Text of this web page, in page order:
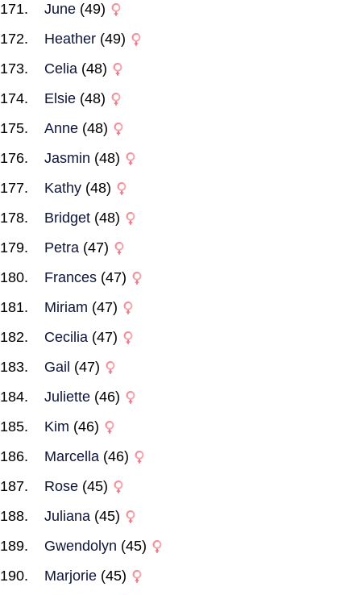
June (49)
Heather (49)
Celia (48)
Elsie (48)
Anne (48)
Jasmin (48)
Kathy (48)
Bridget (48)
Petra (47)
Frances (47)
Miriam (47)
Cecilia (47)
Gail (47)
Juliette (46)
Kim (46)
Marcella (46)
Rose (45)
Juliana (45)
Gwendolyn (45)
Marjorie (45)